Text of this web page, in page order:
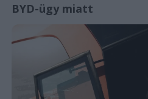
BYD-ügy miatt